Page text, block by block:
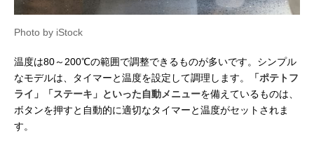
Photo by iStock
温度は80～200℃の範囲で調整できるものが多いです。シンプル
なモデルは、タイマーと温度を設定して調理します。
「ポテトフ
ライ」「ステーキ」といった自動メニューを備えているものは、
ボタンを押すと自動的に適切なタイマーと温度がセットされま
す。